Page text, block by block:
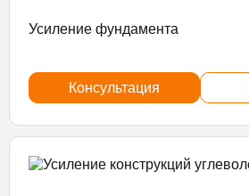
Усиление фундамента
Консультация